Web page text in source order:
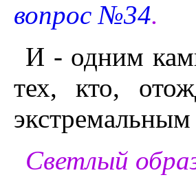
вопрос №34.
И - одним
тех, кто,
Светлый